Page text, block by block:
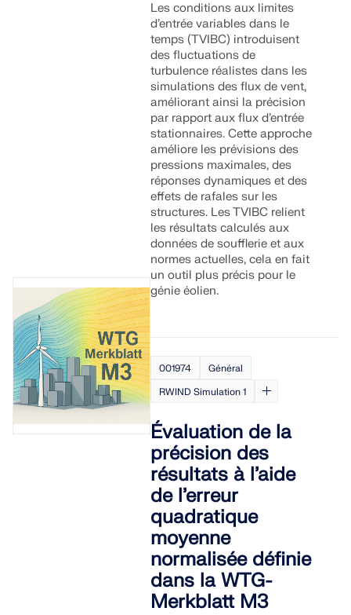
Les conditions aux limites
d’entrée variables dans le
temps (TVIBC) introduisent
des fluctuations de
turbulence réalistes dans les
simulations des flux de vent,
améliorant ainsi la précision
par rapport aux flux d’entrée
stationnaires. Cette approche
améliore les prévisions des
pressions maximales, des
réponses dynamiques et des
effets de rafales sur les
structures. Les TVIBC relient
les résultats calculés aux
données de soufflerie et aux
normes actuelles, cela en fait
un outil plus précis pour le
génie éolien.
001974
Général
RWIND Simulation 1
Évaluation de la
précision des
résultats à l’aide
de l’erreur
quadratique
moyenne
normalisée définie
dans la WTG-
Merkblatt M3